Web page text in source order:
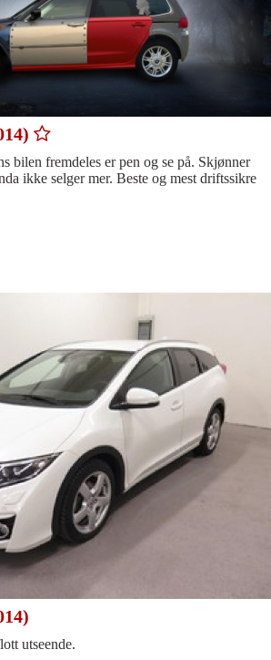
bilen fremdeles er pen og se på. Skjønner
ikke selger mer. Beste og mest driftssikre
utseende.